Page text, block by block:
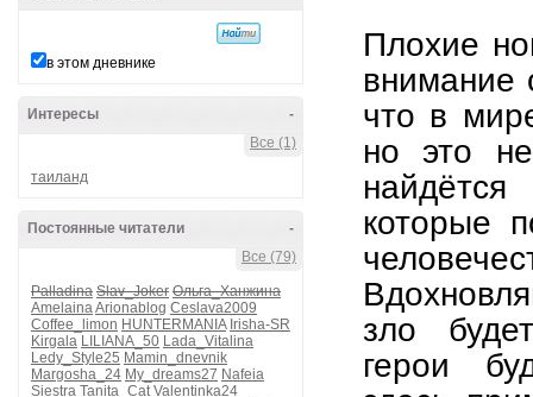
в этом дневнике
-
Интересы
Все (1)
таиланд
-
Постоянные читатели
Все (79)
Palladina Slav_Joker Ольга_Ханжина
AmelainaArionablog Ceslava2009
Coffee_limon HUNTERMANIA Irisha-SR
Kirgala LILIANA_50 Lada_Vitalina
Ledy_Style25 Mamin_dnevnik
Margosha_24 My_dreams27 Nafeia
Siestra Tanita_Cat Valentinka24
Плохие
внимание
что в
но это
которые
зло
герои